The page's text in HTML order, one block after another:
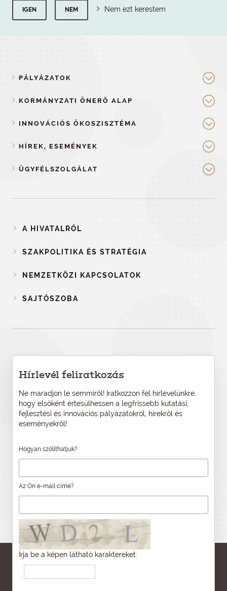
IGEN NEM Nem ezt kerestem
PÁLYÁZATOK
KORMÁNYZATI ÖNERŐ ALAP
INNOVÁCIÓS ÖKOSZISZTÉMA
HÍREK, ESEMÉNYEK
ÜGYFÉLSZOLGÁLAT
A HIVATALRÓL
SZAKPOLITIKA ÉS STRATÉGIA
NEMZETKÖZI KAPCSOLATOK
SAJTÓSZOBA
Hírlevél feliratkozás
Ne maradjon le semmiről! Iratkozzon fel hírlevelünkre,
hogy elsőként értesülhessen a legfrissebb kutatási,
fejlesztési és innovációs pályázatokról, hírekről és
eseményekről!
Hogyan szólíthatjuk?
Az Ön e-mail címe?
Írja be a képen látható karaktereket: